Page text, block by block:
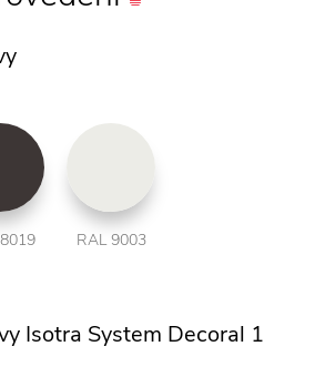
RAL 9003
Isotra System Decoral 1